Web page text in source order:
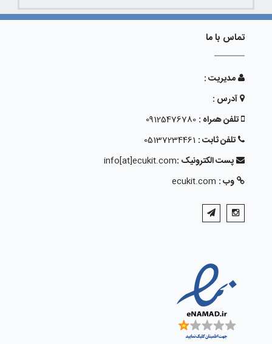
تماس با ما
مدیریت :
آدرس :
تلفن همراه : 09125476780
تلفن ثابت : 05137234461
پست الکترونیک :info[at]ecukit.com
وب : ecukit.com